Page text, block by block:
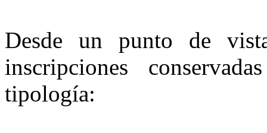
Desde un punto de
inscripciones
tipología: